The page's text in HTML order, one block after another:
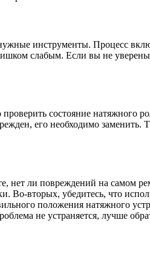
инструменты. Процесс
слабым. Если вы не
состояние натяжного
его необходимо заменить.
нет ли повреждений на самом
Во-вторых, убедитесь, что
положения натяжного
не устраняется, лучше